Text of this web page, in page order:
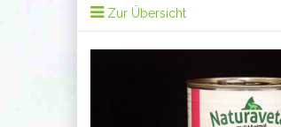
Zur Übersicht